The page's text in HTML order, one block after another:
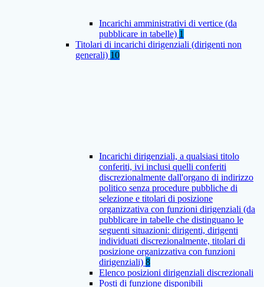
Incarichi amministrativi di vertice (da
pubblicare in tabelle) 1
Titolari di incarichi dirigenziali (dirigenti non
generali) 10
Incarichi dirigenziali, a qualsiasi titolo
conferiti, ivi inclusi quelli conferiti
discrezionalmente dall'organo di indirizzo
politico senza procedure pubbliche di
selezione e titolari di posizione
organizzativa con funzioni dirigenziali (da
pubblicare in tabelle che distinguano le
seguenti situazioni: dirigenti, dirigenti
individuati discrezionalmente, titolari di
posizione organizzativa con funzioni
dirigenziali) 8
Elenco posizioni dirigenziali discrezionali
Posti di funzione disponibili